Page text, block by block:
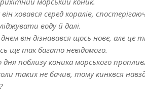
ховався серед коралів,
воду й далі.
він дізнавався щось нове, але це
ще так багато невідомого.
поблизу коника морського
таких не бачив, тому кинквся